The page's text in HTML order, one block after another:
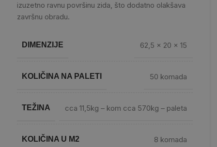
izuzetno ravnu površinu zida, što dodatno olakšava
završnu obradu.
DIMENZIJE 62,5 x 20 x 15
KOLIČINA NA PALETI 50 komada
TEŽINA cca 11,5kg – kom cca 570kg – paleta
KOLIČINA U M2 8 komada